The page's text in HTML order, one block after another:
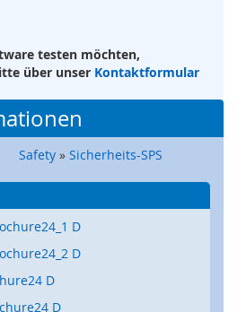
testen möchten,
über unser Kontaktformular
Safety » Sicherheits-SPS
D
D
D
D